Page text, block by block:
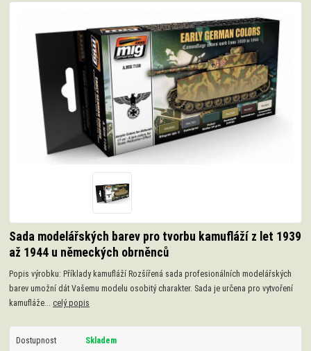
Sada modelářských barev pro tvorbu kamufláží z let 1939
až 1944 u německých obrněnců
Popis výrobku: Příklady kamufláží Rozšířená sada profesionálních modelářských
barev umožní dát Vašemu modelu osobitý charakter. Sada je určena pro vytvoření
kamufláže... celý popis
Dostupnost Skladem